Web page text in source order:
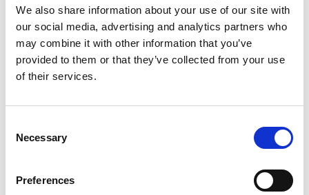
We also share information about your use of our site with
our social media, advertising and analytics partners who
may combine it with other information that you’ve
provided to them or that they’ve collected from your use
of their services.
Selection
Necessary
Preferences